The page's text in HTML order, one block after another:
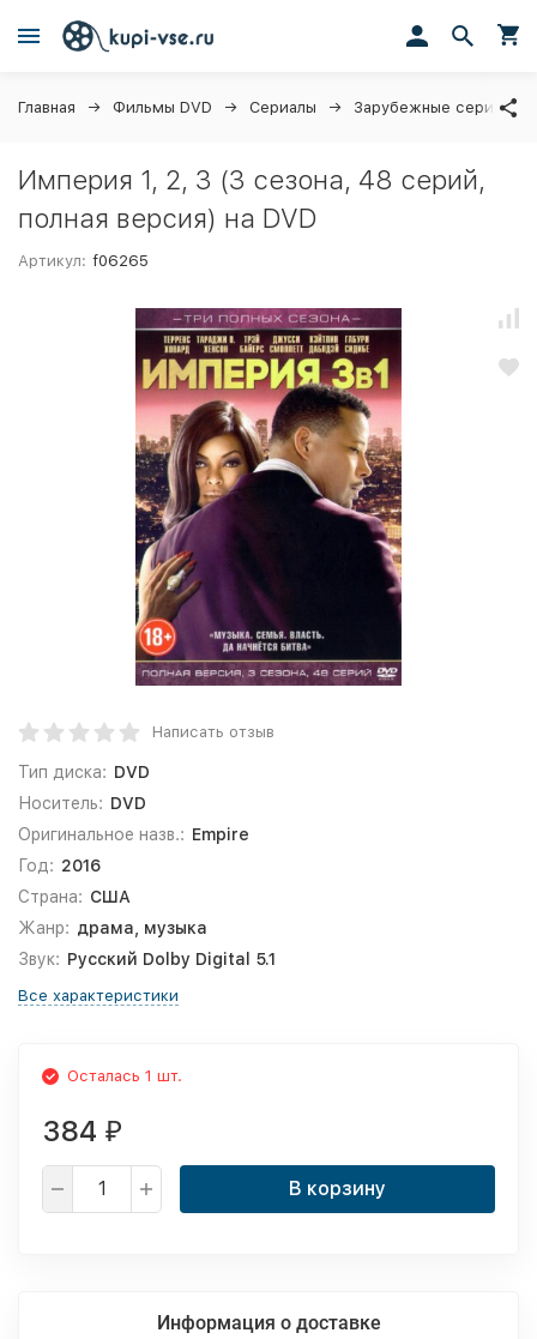
Главная Фильмы DVD Сериалы Зарубежные сериалы
Империя 1, 2, 3 (3 сезона, 48 серий,
полная версия) на DVD
Артикул: f06265
Написать отзыв
Тип диска: DVD
Носитель: DVD
Оригинальное назв.: Empire
Год: 2016
Страна: США
Жанр: драма, музыка
Звук: Русский Dolby Digital 5.1
Все характеристики
Осталась 1 шт.
384 ₽
В корзину
Информация о доставке